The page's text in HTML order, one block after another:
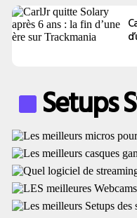
Setups